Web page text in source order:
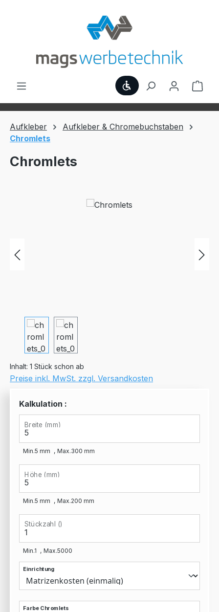
Werkzeugleiste
Aufkleber
Aufkleber & Chromebuchstaben
Chromlets
Chromlets
Bildergalerie überspringen
Inhalt: 1 Stück schon ab
Preise inkl. MwSt. zzgl. Versandkosten
Kalkulation :
Breite (mm)
Min.5 mm Max.300 mm
Höhe (mm)
Min.5 mm Max.200 mm
Stückzahl ()
Min.1 Max.5000
Einrichtung
Farbe Chromlets